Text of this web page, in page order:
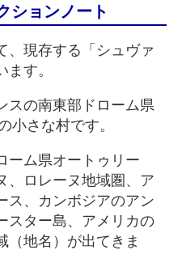
ションノート
、現存する「シュヴァ
す。
スの南東部ドローム県
小さな村です。
ーム県オートゥリー
、ロレーヌ地域圏、ア
ス、カンボジアのアン
スター島、アメリカの
（地名）が出てきま